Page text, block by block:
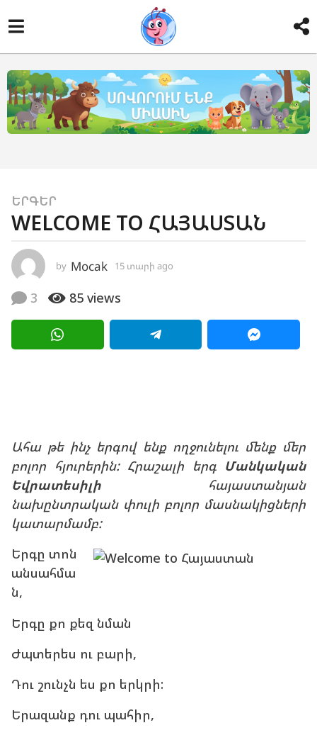
1
5
ա
ր
ի
a
o
ր
ի
a
g
o
ԵՐԳԵՐ
WELCOME TO ՀԱՅԱՍՏԱՆ
by Mocak 15 տարի ago
ր
a
3 85 views
Ահա թե ինչ երգով ենք ողջունելու մենք մեր
բոլոր հյուրերին: Հրաշալի երգ Մանկական
Եվրատեսիլի հայաստանյան
նախընտրական փուլի բոլոր մասնակիցների
կատարմամբ:
Երգը տոն
անսահմա
ն,
Երգը քո քեզ նման
Ժպտերես ու բարի,
Դու շունչն ես քո երկրի:
Երազանք դու պահիր,